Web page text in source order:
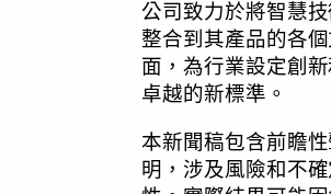
公司致力於將智慧
整合到其產品的各
面，為行業設定創
卓越的新標準。
本新聞稿包含前瞻
明，涉及風險和不